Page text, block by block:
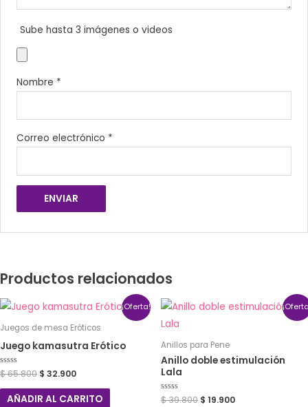
Sube hasta 3 imágenes o videos
Nombre *
Correo electrónico *
Productos relacionados
¡Oferta!
Juegos de mesa Eróticos
Juego kamasutra Erótico
Valorado
con
0
$65.800 $ 32.900
AÑADIR AL CARRITO
Anillos para Pene
Anillo doble estimulación
Lala
Valorado
$39.800 $ 19.900